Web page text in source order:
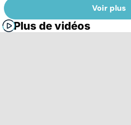
Voir plus
Plus de vidéos